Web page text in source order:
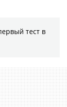
тест в